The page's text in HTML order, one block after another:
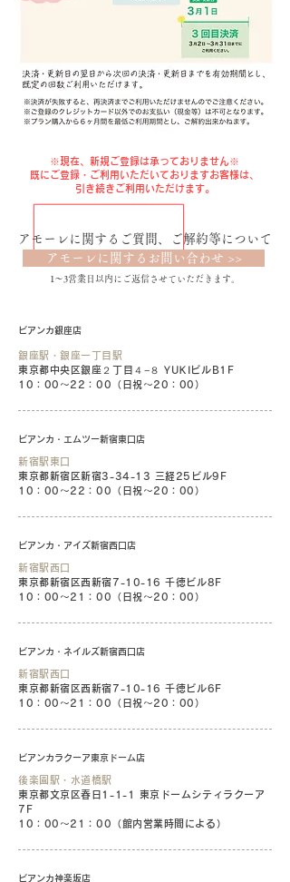
※現在、新規ご登録は承っておりません※
既にご登録・ご利用いただいておりますお客様は、
引き続きご利用いただけます。
アモーレに関するご質問、ご解約等について
上記ボタンよりフォーム内容に記載の上、ご連絡ください。
1〜3営業日以内にご返信させていただきます。
アモーレに関するお問い合わせ >>
ビアンカ銀座店
銀座駅・銀座一丁目駅
東京都中央区銀座２丁目４−８ YUKIビルB1F
10：00〜22：00（日祝〜20：00）
ビアンカ・エムツー新宿東口店
新宿駅東口
東京都新宿区新宿3-34-13 三経25ビル9F
10：00〜22：00（日祝〜20：00）
ビアンカ・アイズ新宿西口店
新宿駅西口
東京都新宿区西新宿7-10-16 千徳ビル8F
10：00〜21：00（日祝〜20：00）
ビアンカ・ネイルズ新宿西口店
新宿駅西口
東京都新宿区西新宿7-10-16 千徳ビル6F
10：00〜21：00（日祝〜20：00）
ビアンカラクーア東京ドーム店
後楽園駅・水道橋駅
東京都文京区春日1-1-1 東京ドームシティラクーア
7F
10：00〜21：00 （館内営業時間による）
ビアンカ神楽坂店